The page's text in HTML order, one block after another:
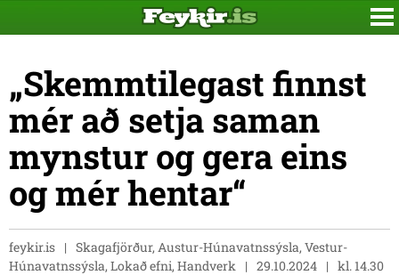
„Skemmtilegast finnst
mér að setja saman
mynstur og gera eins
og mér hentar“
feykir.is
Skagafjörður, Austur-Húnavatnssýsla, Vestur-
Húnavatnssýsla, Lokað efni, Handverk
29.10.2024
kl. 14.30